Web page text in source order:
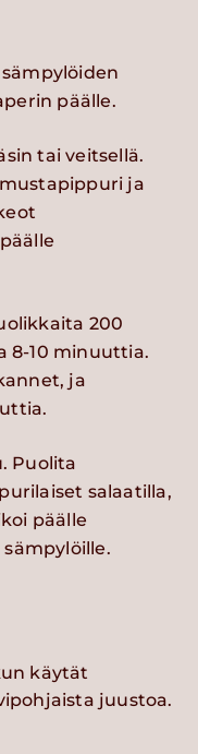
päälle.
tai veitsellä.
ja
200
8-10 minuuttia.
ja
Puolita
salaatilla,
päälle
käytät
juustoa.